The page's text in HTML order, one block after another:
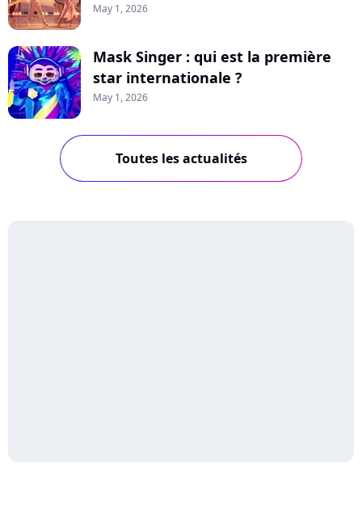
May 1, 2026
Mask Singer : qui est la première
star internationale ?
May 1, 2026
Toutes les actualités